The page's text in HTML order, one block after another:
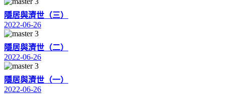
隱居與濟世（三）
2022-06-26
隱居與濟世（二）
2022-06-26
隱居與濟世（一）
2022-06-26